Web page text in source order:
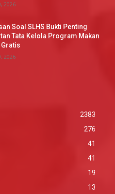
2026
Soal SLHS Bukti Penting
Tata Kelola Program Makan
2026
2383
276
41
41
19
13